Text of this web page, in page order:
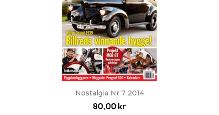
Nostalgia Nr 7 2014
80,00 kr